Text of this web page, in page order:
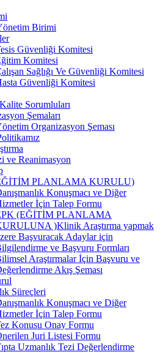
Birimi
Güvenliği Komitesi
Komitesi
Sağlığı Ve Güvenliği Komitesi
Güvenliği Komitesi
Sorumluları
Şemaları
Organizasyon Şeması
ve Reanimasyon
PLANLAMA KURULU)
Konuşmacı ve Diğer
İçin Talep Formu
(EĞİTİM PLANLAMA
)Klinik Araştırma yapmak
Başvuracak Adaylar için
ve Başvuru Formları
Araştırmalar İçin Başvuru ve
Akış Şeması
Süreçleri
Konuşmacı ve Diğer
İçin Talep Formu
Konusu Onay Formu
Juri Listesi Formu
Uzmanlık Tezi Değerlendirme